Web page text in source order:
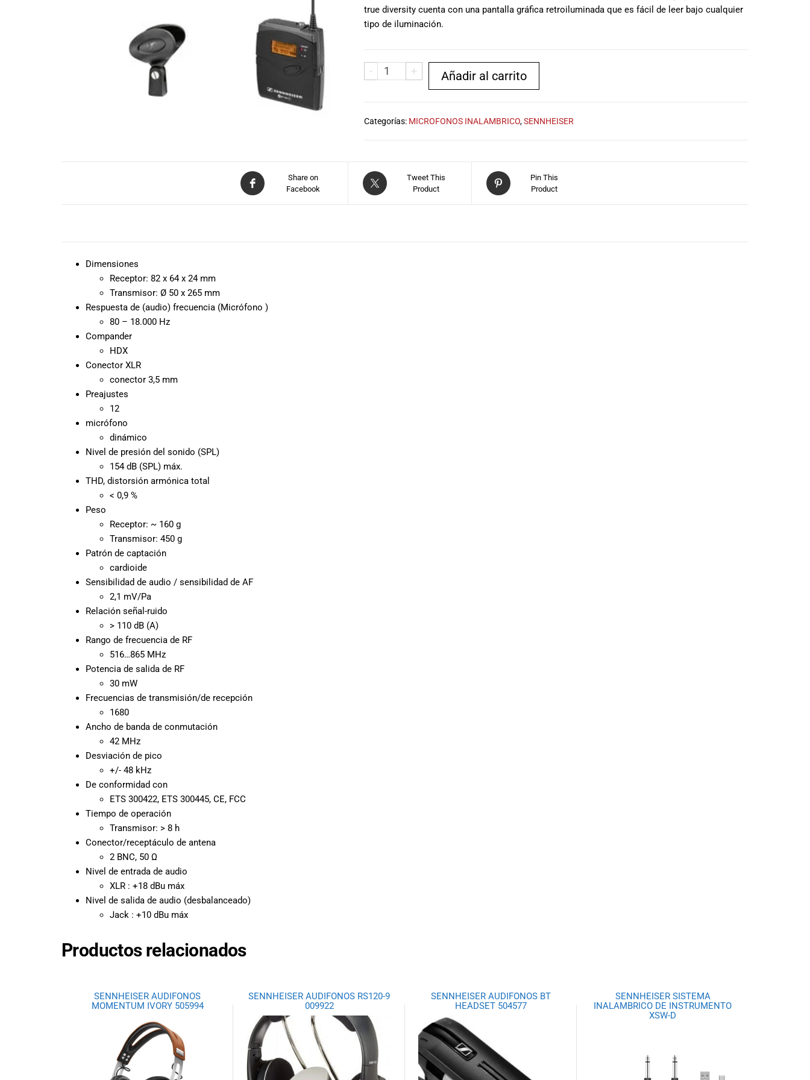
para satisfacer
musicales.
Nuestro equipo
de expertos en
música está
aquí para
ayudarte a
encontrar el
instrumento o
equipo de
audio
adecuado para
ti, y ofrecerte el
mejor servicio
al cliente
posible.
Además,
ofrecemos
competitivos y
promociones
especiales
para nuestros
clientes. Ven a
visitarnos en
nuestra tienda
física en Quito,
o haz tu
compra en
línea a través
de nuestra
página web y
recibe tu
pedido en la
comodidad de
tu hogar.
mundo de la
música con
Import Music
Ecuador!
true diversity cuenta con una pantalla gráfica retroiluminada que es fácil de leer bajo cualquier
tipo de iluminación.
- + Añadir al carrito
Categorías: MICROFONOS INALAMBRICO,SENNHEISER
Share on
Facebook
Tweet This
Product
Pin This
Product
Dimensiones
Receptor: 82 x 64 x 24 mm
Transmisor: Ø 50 x 265 mm
Respuesta de (audio) frecuencia (Micrófono )
80 – 18.000 Hz
Compander
HDX
Conector XLR
conector 3,5 mm
Preajustes
12
micrófono
dinámico
Nivel de presión del sonido (SPL)
154 dB (SPL) máx.
THD, distorsión armónica total
< 0,9 %
Peso
Receptor: ~ 160 g
Transmisor: 450 g
Patrón de captación
cardioide
Sensibilidad de audio / sensibilidad de AF
2,1 mV/Pa
Relación señal-ruido
> 110 dB (A)
Rango de frecuencia de RF
516…865 MHz
Potencia de salida de RF
30 mW
Frecuencias de transmisión/de recepción
1680
Ancho de banda de conmutación
42 MHz
Desviación de pico
+/- 48 kHz
De conformidad con
ETS 300422, ETS 300445, CE, FCC
Tiempo de operación
Transmisor: > 8 h
Conector/receptáculo de antena
2 BNC, 50 Ω
Nivel de entrada de audio
XLR : +18 dBu máx
Nivel de salida de audio (desbalanceado)
Jack : +10 dBu máx
Productos relacionados
SENNHEISER AUDIFONOS
MOMENTUM IVORY 505994
SENNHEISER AUDIFONOS RS120-9
009922
SENNHEISER AUDIFONOS BT
HEADSET 504577
SENNHEISER SISTEMA
INALAMBRICO DE INSTRUMENTO
XSW-D